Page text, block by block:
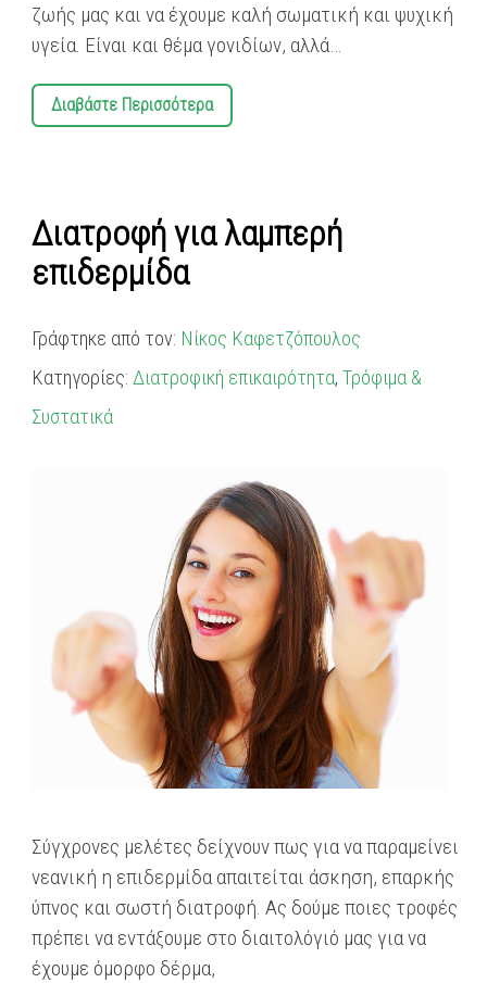
ζωής μας και να έχουμε καλή σωματική και ψυχική
υγεία. Είναι και θέμα γονιδίων, αλλά…
Διαβάστε Περισσότερα
Διατροφή για λαμπερή
επιδερμίδα
Γράφτηκε από τον: Νίκος Καφετζόπουλος
Κατηγορίες:Διατροφική επικαιρότητα,Τρόφιμα &
Συστατικά
Σύγχρονες μελέτες δείχνουν πως για να παραμείνει
νεανική η επιδερμίδα απαιτείται άσκηση, επαρκής
ύπνος και σωστή διατροφή. Ας δούμε ποιες τροφές
πρέπει να εντάξουμε στο διαιτολόγιό μας για να
έχουμε όμορφο δέρμα,